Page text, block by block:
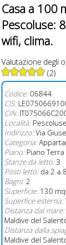
Casa a 100
Pescoluse:
wifi, clima.
Valutazione degli
(2)
Codice:06844
CIS:
CIN:
Località:
Indirizzo:Via
Categoria:
Piano:Piano Terra
Stanze da letto:3
Posti letto:da 2 a 8
Bagni:2
Superficie:130 mq
Superfice esterna:
Distanza dal mare:
Maldive del
Distanza dalla
Maldive del